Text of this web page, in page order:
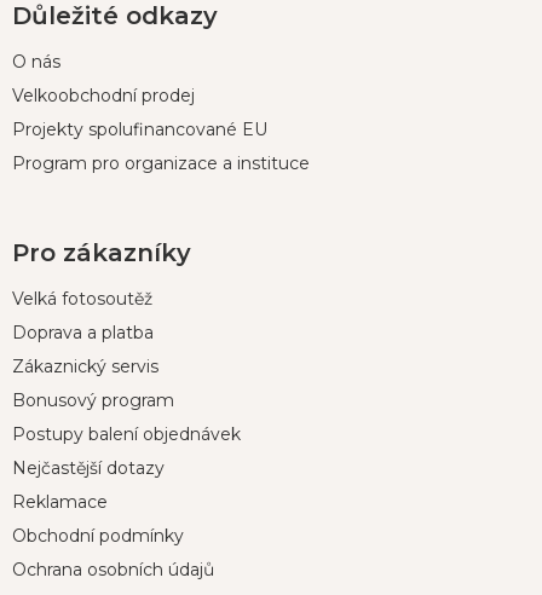
Důležité odkazy
O nás
Velkoobchodní prodej
Projekty spolufinancované EU
Program pro organizace a instituce
Pro zákazníky
Velká fotosoutěž
Doprava a platba
Zákaznický servis
Bonusový program
Postupy balení objednávek
Nejčastější dotazy
Reklamace
Obchodní podmínky
Ochrana osobních údajů